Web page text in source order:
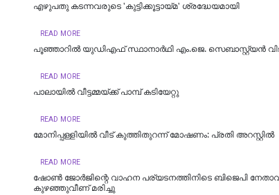
എഴുപതു കടന്നവരുടെ 'കുട്ടിക്കൂട്ടായ്മ' ശ്രദ്ധേയമായി
READ MORE
പൂഞ്ഞാറിൽ യുഡിഎഫ് സ്ഥാനാർഥി എം.ജെ. സെബാസ്റ്റ്യൻ
READ MORE
പാലായിൽ വീട്ടമ്മയ്ക്ക് പാമ്പ് കടിയേറ്റു
READ MORE
മോനിപ്പള്ളിയിൽ വീട് കുത്തിതുറന്ന് മോഷണം: പ്രതി അറസ്റ്റിൽ
READ MORE
ഷോണ്‍ ജോര്‍ജിന്റെ വാഹന പര്യടനത്തിനിടെ ബിജെപി
കുഴഞ്ഞുവീണ് മരിച്ചു